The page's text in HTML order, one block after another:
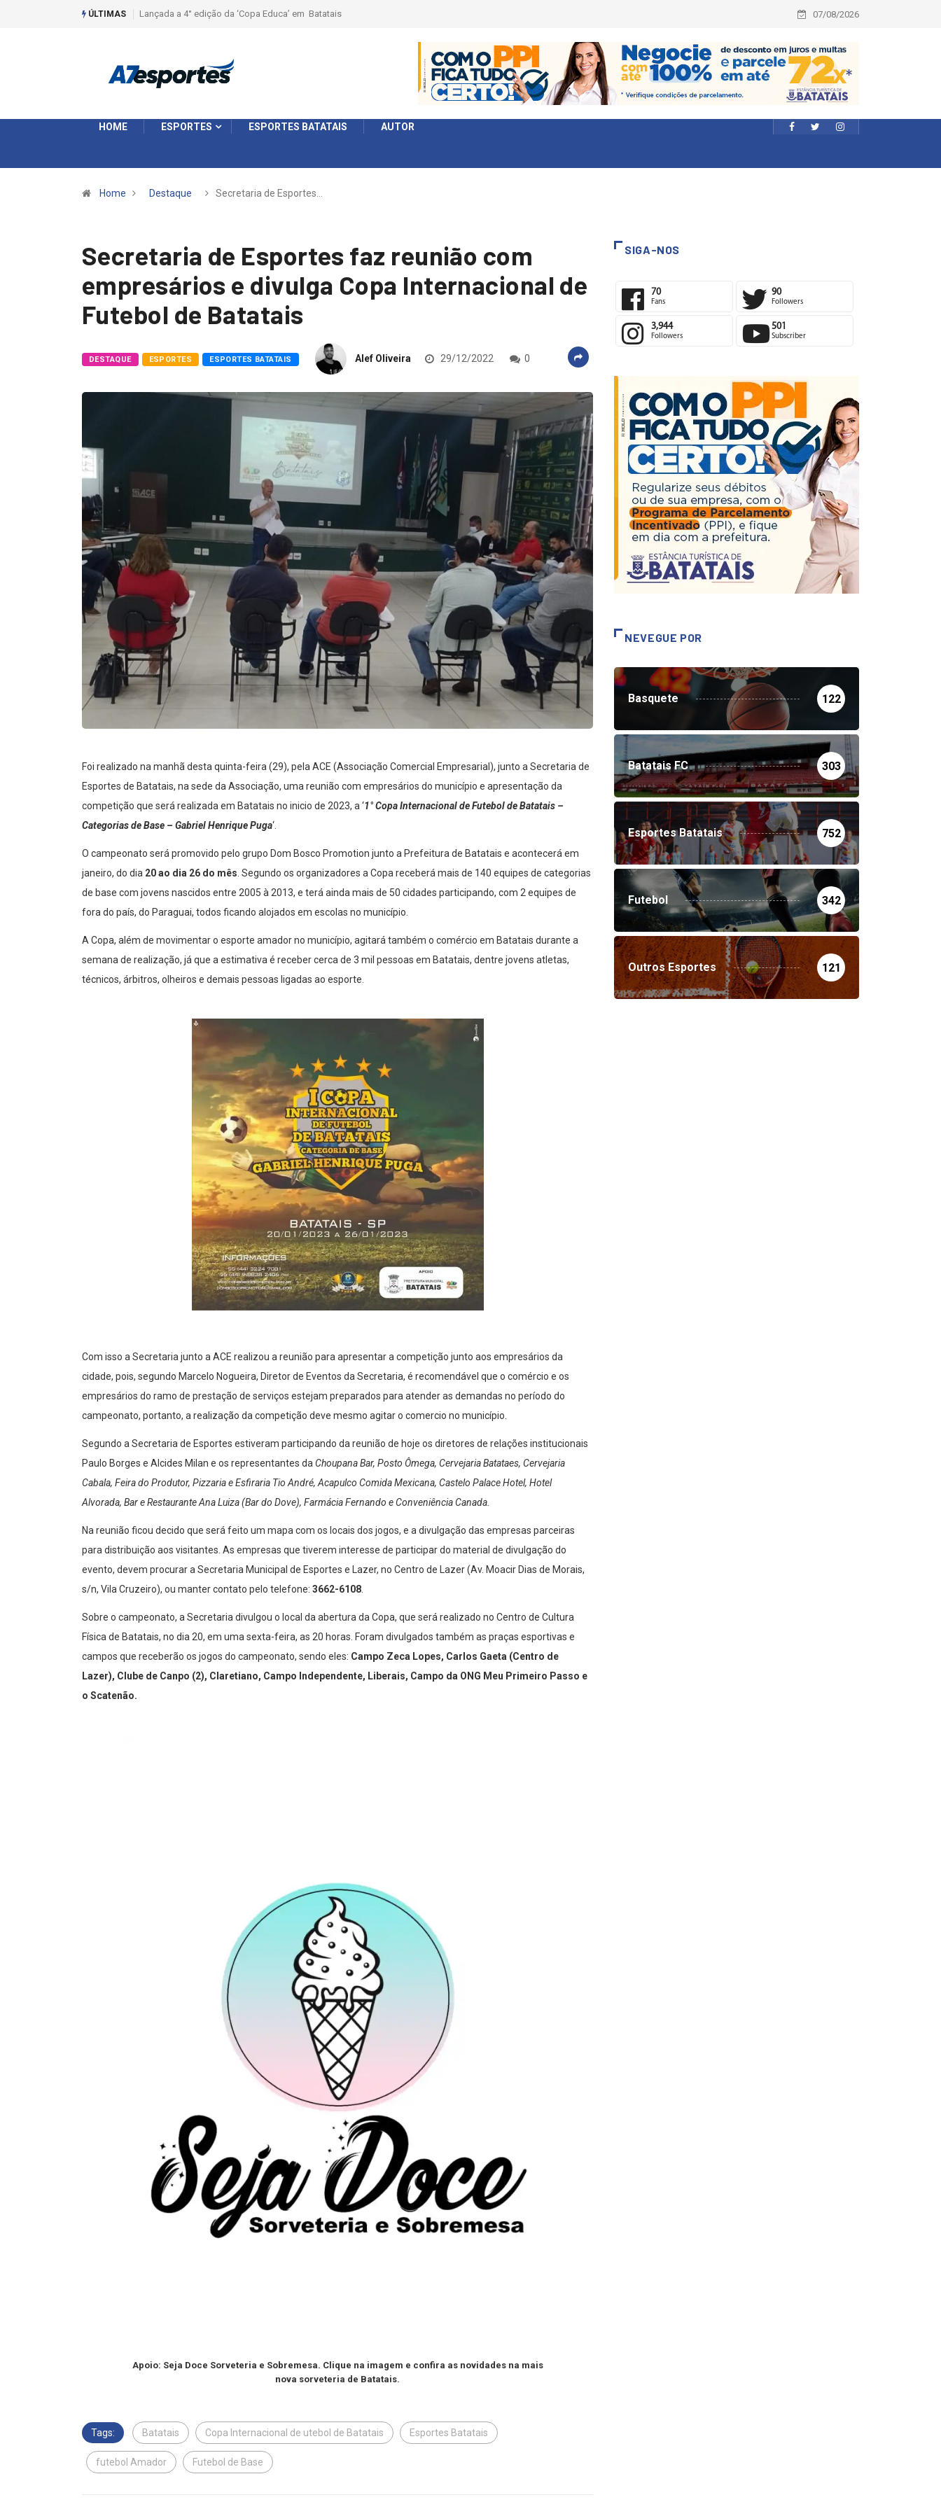
ÚLTIMAS Liga 2026: Equipes rompem com a LABE na Série Ouro e entidade define a 2° fase, times e formato 07/08/2026
HOME ESPORTES ESPORTES BATATAIS AUTOR
Home Destaque Secretaria de Esportes…
Secretaria de Esportes faz reunião com
empresários e divulga Copa Internacional de
Futebol de Batatais
DESTAQUE ESPORTES ESPORTES BATATAIS Alef Oliveira 29/12/2022 0
Foi realizado na manhã desta quinta-feira (29), pela ACE (Associação Comercial Empresarial), junto a Secretaria de
Esportes de Batatais, na sede da Associação, uma reunião com empresários do município e apresentação da
competição que será realizada em Batatais no inicio de 2023, a ‘1° Copa Internacional de Futebol de Batatais –
Categorias de Base – Gabriel Henrique Puga‘.
O campeonato será promovido pelo grupo Dom Bosco Promotion junto a Prefeitura de Batatais e acontecerá em
janeiro, do dia 20 ao dia 26 do mês. Segundo os organizadores a Copa receberá mais de 140 equipes de categorias
de base com jovens nascidos entre 2005 à 2013, e terá ainda mais de 50 cidades participando, com 2 equipes de
fora do país, do Paraguai, todos ficando alojados em escolas no município.
A Copa, além de movimentar o esporte amador no município, agitará também o comércio em Batatais durante a
semana de realização, já que a estimativa é receber cerca de 3 mil pessoas em Batatais, dentre jovens atletas,
técnicos, árbitros, olheiros e demais pessoas ligadas ao esporte.
Com isso a Secretaria junto a ACE realizou a reunião para apresentar a competição junto aos empresários da
cidade, pois, segundo Marcelo Nogueira, Diretor de Eventos da Secretaria, é recomendável que o comércio e os
empresários do ramo de prestação de serviços estejam preparados para atender as demandas no período do
campeonato, portanto, a realização da competição deve mesmo agitar o comercio no município.
Segundo a Secretaria de Esportes estiveram participando da reunião de hoje os diretores de relações institucionais
Paulo Borges e Alcides Milan e os representantes daChoupana Bar, Posto Ômega, Cervejaria Batataes, Cervejaria
Cabala, Feira do Produtor, Pizzaria e Esfiraria Tio André, Acapulco Comida Mexicana, Castelo Palace Hotel, Hotel
Alvorada, Bar e Restaurante Ana Luiza (Bar do Dove), Farmácia Fernando e Conveniência Canada.
Na reunião ficou decido que será feito um mapa com os locais dos jogos, e a divulgação das empresas parceiras
para distribuição aos visitantes. As empresas que tiverem interesse de participar do material de divulgação do
evento, devem procurar a Secretaria Municipal de Esportes e Lazer, no Centro de Lazer (Av. Moacir Dias de Morais,
s/n, Vila Cruzeiro), ou manter contato pelo telefone: 3662-6108.
Sobre o campeonato, a Secretaria divulgou o local da abertura da Copa, que será realizado no Centro de Cultura
Física de Batatais, no dia 20, em uma sexta-feira, as 20 horas. Foram divulgados também as praças esportivas e
campos que receberão os jogos do campeonato, sendo eles: Campo Zeca Lopes, Carlos Gaeta (Centro de
Lazer), Clube de Canpo (2), Claretiano, Campo Independente, Liberais, Campo da ONG Meu Primeiro Passo e
o Scatenão.
Apoio: Seja Doce Sorveteria e Sobremesa. Clique na imagem e confira as novidades na mais
nova sorveteria de Batatais.
Tags: Batatais Copa Internacional de utebol de Batatais Esportes Batatais
futebol Amador Futebol de Base
SIGA-NOS
70
Fans
90
Followers
3,944
Followers
501
Subscriber
NEVEGUE POR
Basquete 122
Batatais FC 303
Esportes Batatais 752
Futebol 342
Outros Esportes 121